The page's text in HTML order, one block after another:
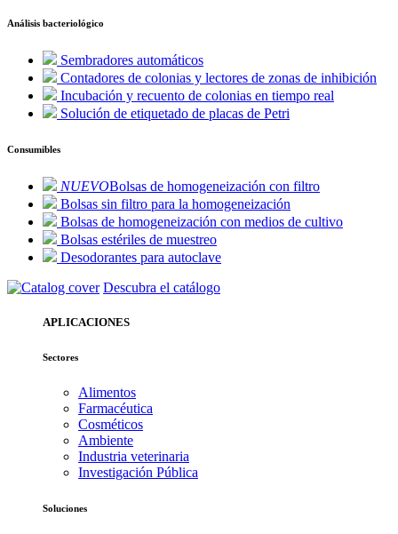
Análisis bacteriológico
Sembradores automáticos
Contadores de colonias y lectores de zonas de inhibición
Incubación y recuento de colonias en tiempo real
Solución de etiquetado de placas de Petri
Consumibles
NUEVOBolsas de homogeneización con filtro
Bolsas sin filtro para la homogeneización
Bolsas de homogeneización con medios de cultivo
Bolsas estériles de muestreo
Desodorantes para autoclave
Descubra el catálogo
APLICACIONES
Sectores
Alimentos
Farmacéutica
Cosméticos
Ambiente
Industria veterinaria
Investigación Pública
Soluciones